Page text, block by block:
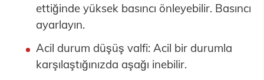
ettiğinde yüksek basıncı önleyebilir. Basıncı
ayarlayın.
Acil durum düşüş valfi: Acil bir durumla
karşılaştığınızda aşağı inebilir.